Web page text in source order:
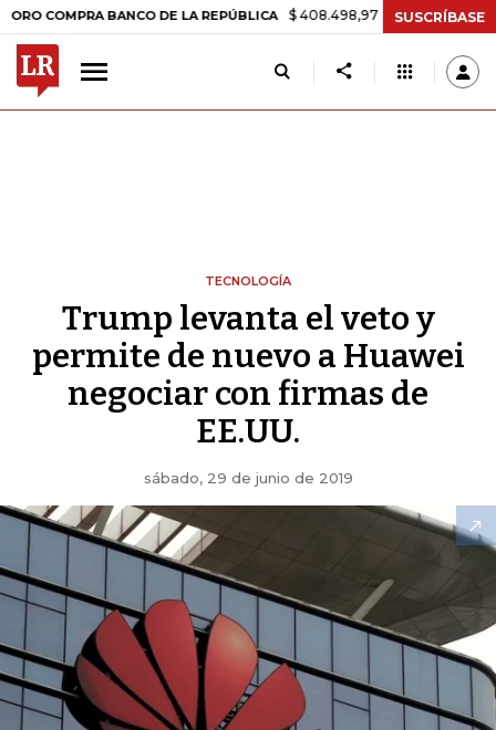
BANCO DE LA REPÚBLICA $ 408.498,97 +$ 8.753,81 +2,19%
SUSCRÍBASE
TECNOLOGÍA
Trump levanta el veto y
permite de nuevo a Huawei
negociar con firmas de
EE.UU.
sábado, 29 de junio de 2019